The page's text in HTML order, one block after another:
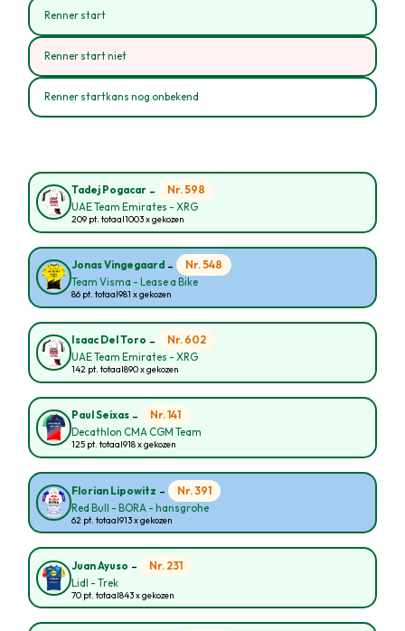
Renner start
Renner start niet
Renner startkans nog onbekend
Tadej Pogacar - Nr. 598
UAE Team Emirates - XRG
209 pt. totaal1003 x gekozen
Jonas Vingegaard - Nr. 548
Team Visma - Lease a Bike
86 pt. totaal981 x gekozen
Isaac Del Toro - Nr. 602
UAE Team Emirates - XRG
142 pt. totaal890 x gekozen
Paul Seixas - Nr. 141
Decathlon CMA CGM Team
125 pt. totaal918 x gekozen
Florian Lipowitz - Nr. 391
Red Bull - BORA - hansgrohe
62 pt. totaal913 x gekozen
Juan Ayuso - Nr. 231
Lidl - Trek
70 pt. totaal843 x gekozen